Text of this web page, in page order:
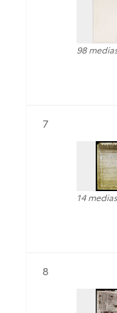
98 medias
Résultat n°
7
14 medias
Résultat n°
8